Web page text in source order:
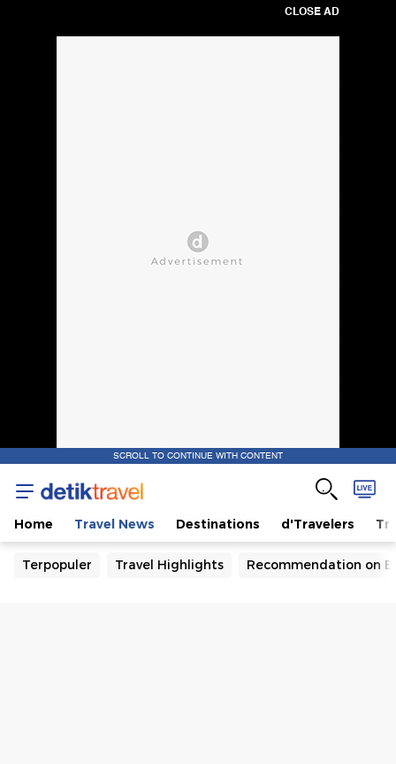
CLOSE AD
SCROLL TO CONTINUE WITH CONTENT
Home Travel News Destinations d'Travelers
Terpopuler Travel Highlights Recommendation on